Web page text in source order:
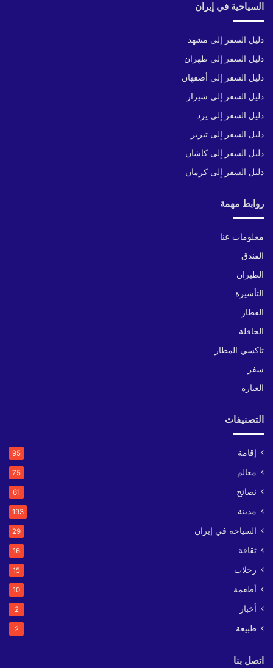
السياحية في إيران
دليل السفر إلى مشهد
دليل السفر إلى طهران
دليل السفر إلى أصفهان
دليل السفر إلى شيراز
دليل السفر إلى يزد
دليل السفر إلى تبريز
دليل السفر إلى كاشان
دليل السفر إلى كرمان
روابط مهمة
معلومات عنا
الفندق
الطيران
التأشيرة
القطار
الحافلة
تاكسي المطار
سفر
العبارة
التصنيفات
إقامة 95
معالم 75
نصائح 61
مدينة 193
السياحة في إيران 29
ثقافة 16
رحلات 15
أطعمة 10
أخبار 2
طبيعة 2
اتصل بنا